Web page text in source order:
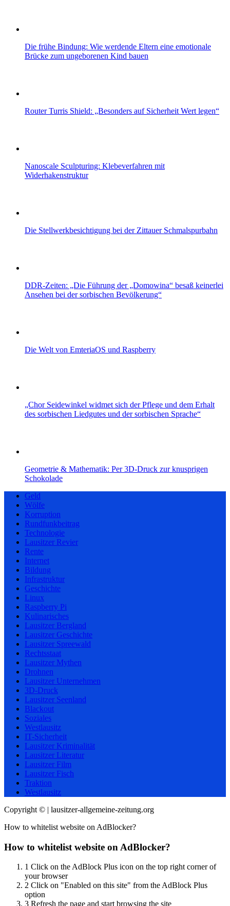
Die frühe Bindung: Wie werdende Eltern eine emotionale
Brücke zum ungeborenen Kind bauen
Router Turris Shield: „Besonders auf Sicherheit Wert legen“
Nanoscale Sculpturing: Klebeverfahren mit
Widerhakenstruktur
Die Stellwerkbesichtigung bei der Zittauer Schmalspurbahn
DDR-Zeiten: „Die Führung der „Domowina“ besaß keinerlei
Ansehen bei der sorbischen Bevölkerung“
Die Welt von EmteriaOS und Raspberry
„Chor Seidewinkel widmet sich der Pflege und dem Erhalt
des sorbischen Liedgutes und der sorbischen Sprache“
Geometrie & Mathematik: Per 3D-Druck zur knusprigen
Schokolade
Geld
Wölfe
Korruption
Rundfunkbeitrag
Technologie
Lausitzer Revier
Rente
Internet
Bildung
Infrastruktur
Geschichte
Linux
Raspberry Pi
Kulinarisches
Lausitzer Bergland
Lausitzer Geschichte
Lausitzer Spreewald
Rechtsstaat
Lausitzer Mythen
Drohnen
Lausitzer Unternehmen
3D-Druck
Lausitzer Seenland
Blackout
Soziales
Westlausitz
IT-Sicherheit
Lausitzer Kriminalität
Lausitzer Literatur
Lausitzer Film
Lausitzer Fisch
Traktion
Westlausitz
Copyright © | lausitzer-allgemeine-zeitung.org
How to whitelist website on AdBlocker?
How to whitelist website on AdBlocker?
1 Click on the AdBlock Plus icon on the top right corner of
your browser
2 Click on "Enabled on this site" from the AdBlock Plus
option
3 Refresh the page and start browsing the site